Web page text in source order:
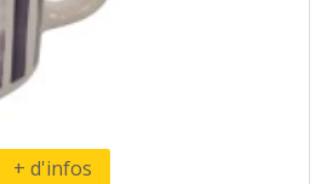
+ d'infos